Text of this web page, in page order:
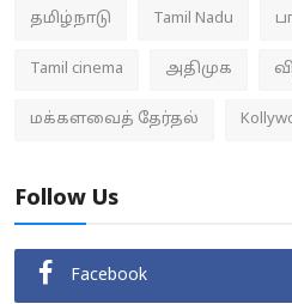
தமிழ்நாடு Tamil Nadu
Tamil cinema அதிமுக
மக்களவைத் தேர்தல்
Follow Us
Facebook